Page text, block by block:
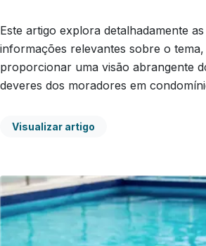
Este artigo explora detalhadamente
informações relevantes sobre o tema,
proporcionar uma visão abrangente
deveres dos moradores em
Visualizar artigo